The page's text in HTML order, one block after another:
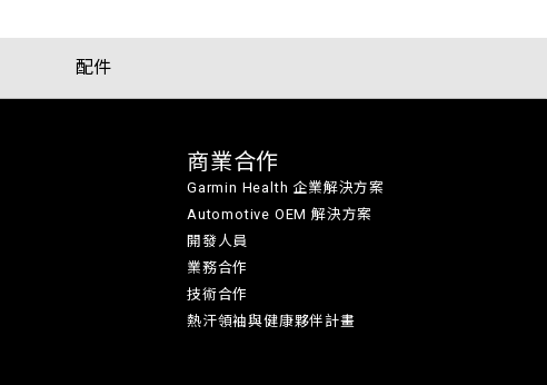
配件
商業合作
Garmin Health 企業解決方案
Automotive OEM 解決方案
開發人員
業務合作
技術合作
熱汗領袖與健康夥伴計畫